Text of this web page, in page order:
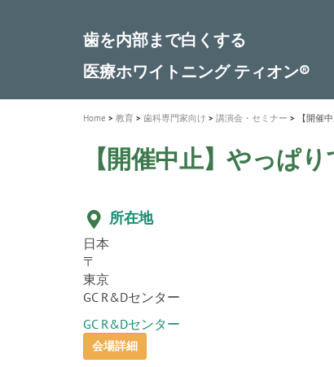
t
i
o
n
A healthy smile greatly contributes
quality of life
新発売 エバーエックス フロー
製品の詳細情報はこちら
「セラスマート テクノロジーブッ
開
「イニシャル LiSi（リジ）ブロッ
ロジーブック」公開
歯を内部まで白くする
医療ホワイトニング ティオン®
新製品 イオム ナゴミ for DH
専用サイトはこちら
新製品バキュクレーブ 118 / 318
製品の詳細情報はこちら
インプラント Aadva®
ショートインプラント新発売
GCグループ企業
Home 教育 歯科専門家向け 講演会・セミナー 【開催
【開催中止】やっぱ
所在地
日本
〒
東京
GC R&Dセンター
GC R&Dセンター
会場詳細